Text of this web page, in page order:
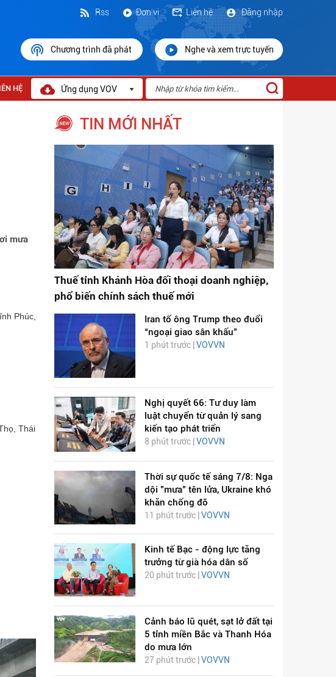
Đăng nhập
Liên hệ
Đơn vị
Rss
Chương trình đã phát Nghe và xem trực tuyến
HỆ Ứng dụng VOV
mưa
Phúc,
Thái
TIN MỚI NHẤT
Thuế tỉnh Khánh Hòa đối thoại doanh nghiệp,
phổ biến chính sách thuế mới
Iran tố ông Trump theo đuổi
“ngoại giao sân khấu”
1 phút trước |VOVVN
Nghị quyết 66: Tư duy làm
luật chuyển từ quản lý sang
kiến tạo phát triển
8 phút trước |VOVVN
Thời sự quốc tế sáng 7/8: Nga
dội "mưa" tên lửa, Ukraine khó
khăn chống đỡ
11 phút trước |VOVVN
Kinh tế Bạc - động lực tăng
trưởng từ già hóa dân số
20 phút trước | VOVVN
Cảnh báo lũ quét, sạt lở đất tại
5 tỉnh miền Bắc và Thanh Hóa
do mưa lớn
27 phút trước | VOVVN